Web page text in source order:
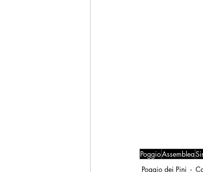
PoggioAssemblea
Poggio dei Pini